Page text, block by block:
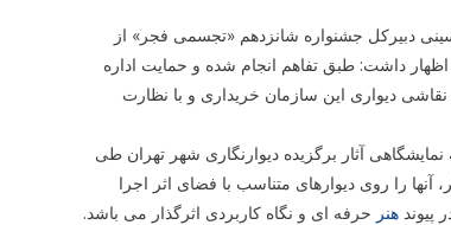
دبیرکل جشنواره شانزدهم «تجسمی فجر» از
داشت: طبق تفاهم انجام شده و حمایت اداره
۳ اثر منتخب جشنواره توسط اداره نقاشی دیواری این سازمان خریداری و با نظارت
آثار برگزیده دیوارنگاری شهر تهران طی
را روی دیوارهای متناسب با فضای اثر اجرا
پیوند هنر حرفه ای و نگاه کاربردی اثرگذار می باشد.